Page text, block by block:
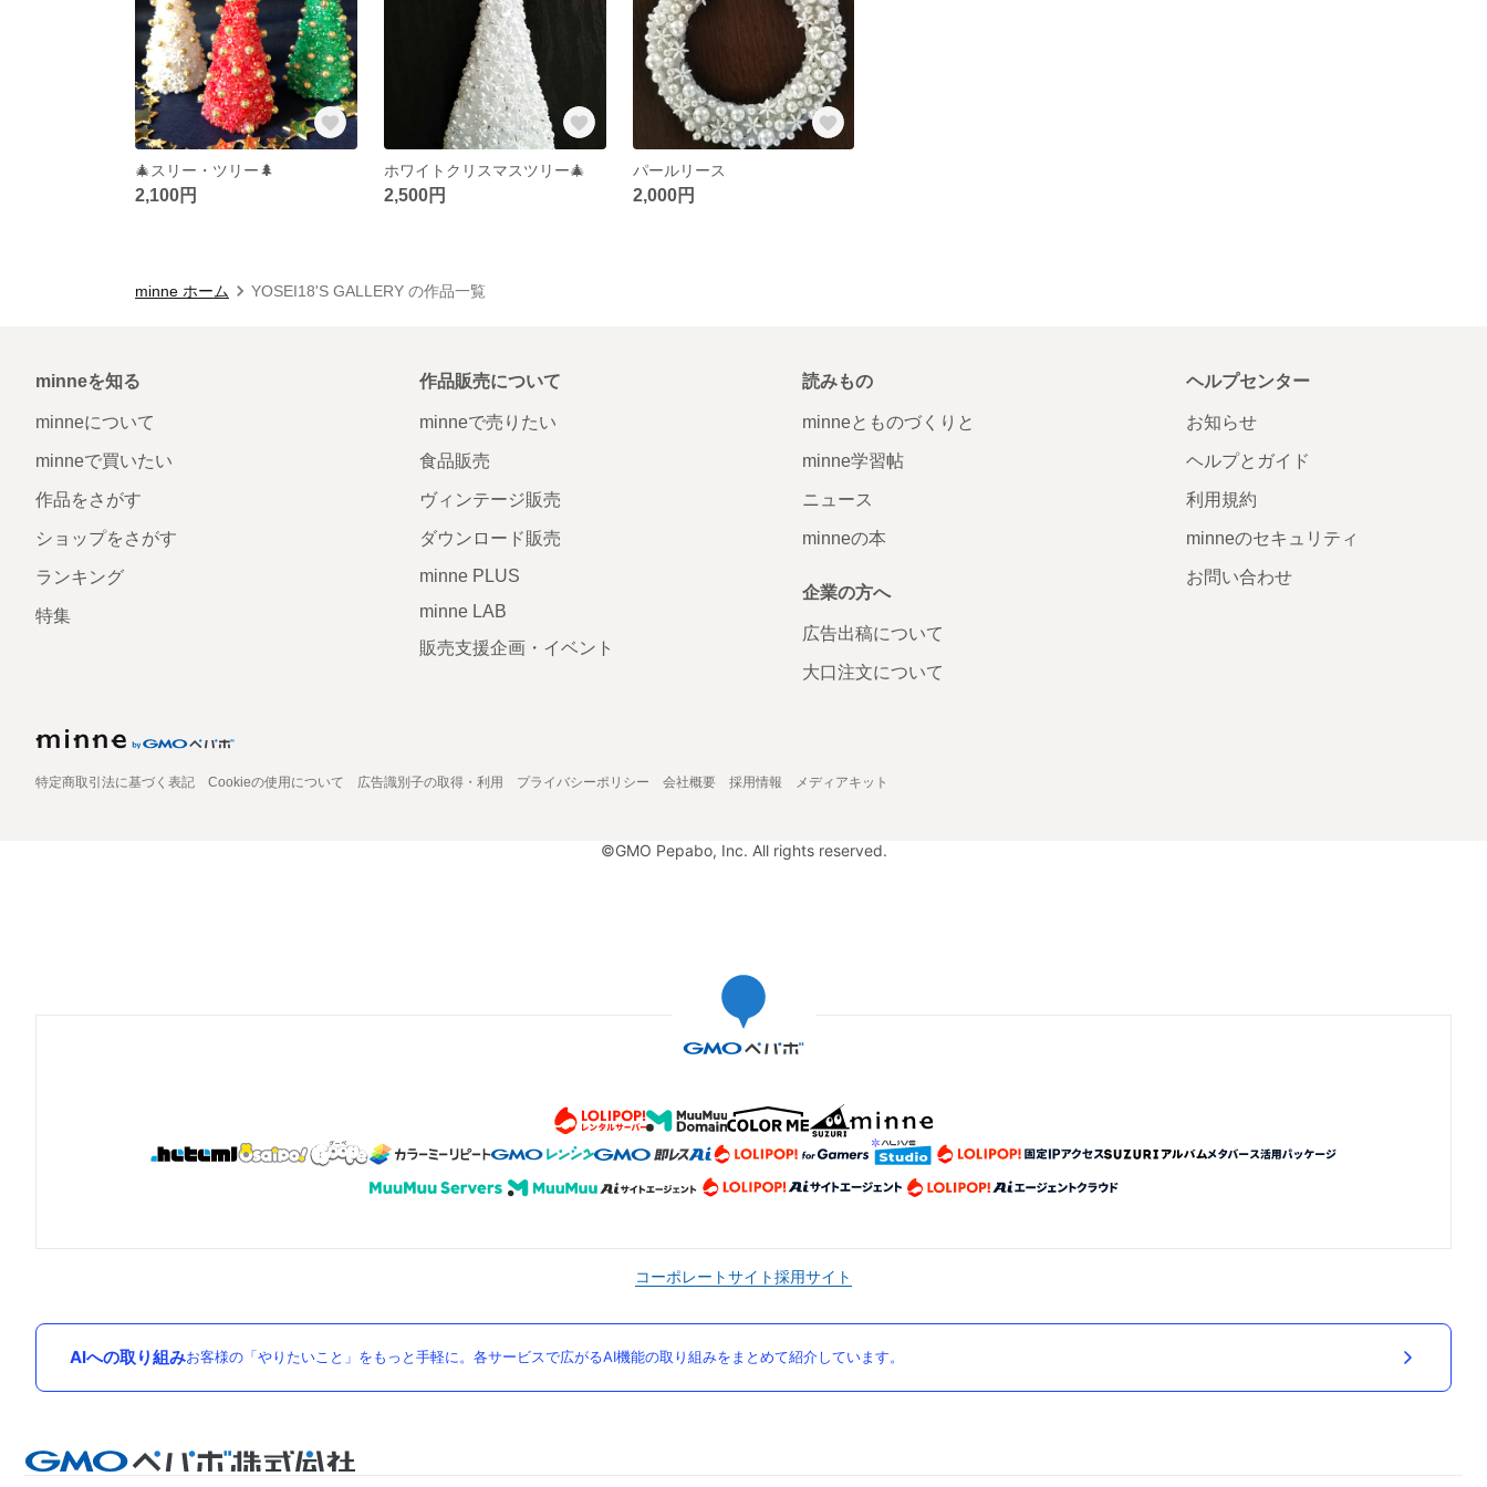
🎄スリー・ツリー🌲
2,100円
ホワイトクリスマスツリー🎄
2,500円
パールリース
2,000円
minne ホーム YOSEI18'S GALLERY の作品一覧
minneを知る
minneについて
minneで買いたい
作品をさがす
ショップをさがす
ランキング
特集
作品販売について
minneで売りたい
食品販売
ヴィンテージ販売
ダウンロード販売
minne PLUS
minne LAB
販売支援企画・イベント
読みもの
minneとものづくりと
minne学習帖
ニュース
minneの本
企業の方へ
広告出稿について
大口注文について
ヘルプセンター
お知らせ
ヘルプとガイド
利用規約
minneのセキュリティ
お問い合わせ
特定商取引法に基づく表記 Cookieの使用について 広告識別子の取得・利用 プライバシーポリシー 会社概要 採用情報 メディアキット
©GMO Pepabo, Inc. All rights reserved.
コーポレートサイト採用サイト
AIへの取り組みお客様の「やりたいこと」をもっと手軽に。各サービスで広がるAI機能の取り組みをまとめて紹介しています。